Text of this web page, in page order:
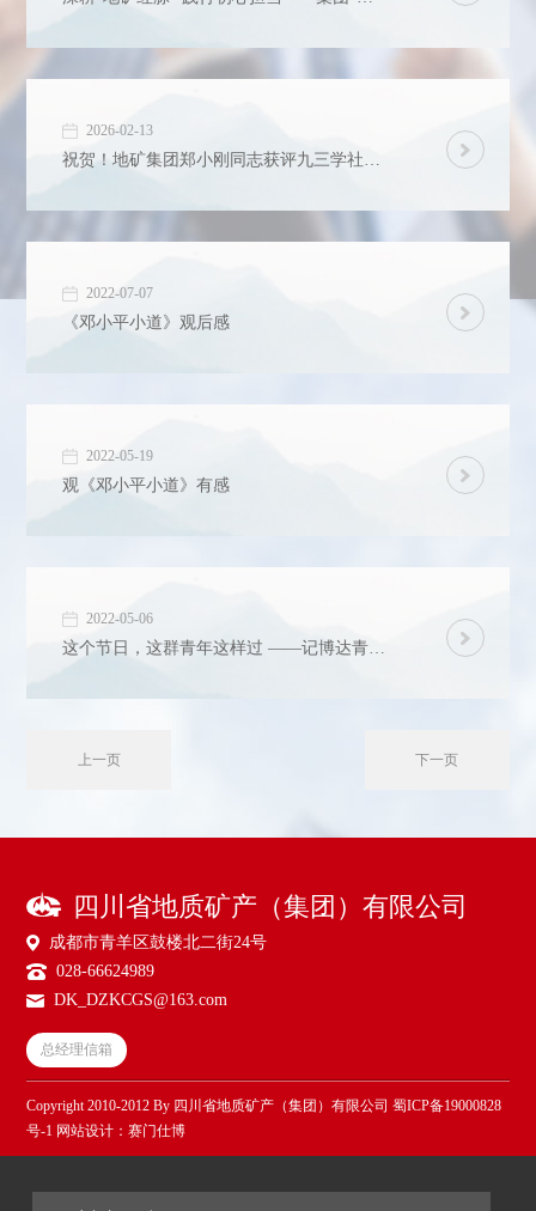
2026-02-13
祝贺！地矿集团郑小刚同志获评九三学社四川省直工委“2025年度组织建设工作先进个人”和“2025年度优秀社员”
2022-07-07
《邓小平小道》观后感
2022-05-19
观《邓小平小道》有感
2022-05-06
这个节日，这群青年这样过 ——记博达青年职工的51劳动节
上一页 下一页
四川省地质矿产（集团）有限公司
成都市青羊区鼓楼北二街24号
028-66624989
DK_DZKCGS@163.com
总经理信箱
Copyright 2010-2012 By 四川省地质矿产（集团）有限公司蜀ICP备19000828
号-1 网站设计：赛门仕博